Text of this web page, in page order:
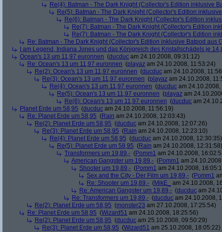
Re(4): Batman - The Dark Knight (Collector's Edition inklusive
Re(5): Batman - The Dark Knight (Collector's Edition
Re(6): Batman - The Dark Knight (Collector's Edition
Re(7): Batman - The Dark Knight (Collector's Edition
Re(7): Batman - The Dark Knight (Collector's Edition
Re: Batman - The Dark Knight (Collector's Edition inklusive Batpod aus
I am Legend, Indiana Jones und das Königreich des Kristallschädels je
Ocean's 13 um 11,97 euronnen (ducduc am 24.10.2008, 09:31:12)
Re: Ocean's 13 um 11,97 euronnen (playaz am 24.10.2008, 11:53:24)
Re(2): Ocean's 13 um 11,97 euronnen (ducduc am 24.10.2008,
Re(3): Ocean's 13 um 11,97 euronnen (playaz am 24.10.2008,
Re(4): Ocean's 13 um 11,97 euronnen (ducduc am
Re(5): Ocean's 13 um 11,97 euronnen (playaz am
Re(6): Ocean's 13 um 11,97 euronnen (ducduc am
Planet Erde um 58,95 (ducduc am 24.10.2008, 11:56:19)
Re: Planet Erde um 58,95 (Rain am 24.10.2008, 12:03:43)
Re(2): Planet Erde um 58,95 (ducduc am 24.10.2008, 12:07:26)
Re(3): Planet Erde um 58,95 (Rain am 24.10.2008, 12:23:10)
Re(4): Planet Erde um 58,95 (ducduc am 24.10.2008, 12:30:35)
Re(5): Planet Erde um 58,95 (Rain am 24.10.2008, 12:31:58)
Transformers um 19,89,- (Pomm1 am 24.10.2008,
American Gangster um 19,89,- (Pomm1 am
Shooter um 19,89,- (Pomm1 am 24.10.2008,
Sex and the City - Der Film um 19,89,- (Pomm1
Re: Shooter um 19,89,- (MikE_
am 24.10.2008,
Re: American Gangster um 19,89,- (ducduc am
Re: Transformers um 19,89,- (ducduc am 24.10.2008,
Re(2): Planet Erde um 58,95 (monster23 am 27.10.2008, 17:25:54)
Re: Planet Erde um 58,95 (Wizard51 am 24.10.2008, 18:25:56)
Re(2): Planet Erde um 58,95 (ducduc am 25.10.2008, 09:50:29)
Re(3): Planet Erde um 58,95 (Wizard51 am 25.10.2008, 18:05:22)